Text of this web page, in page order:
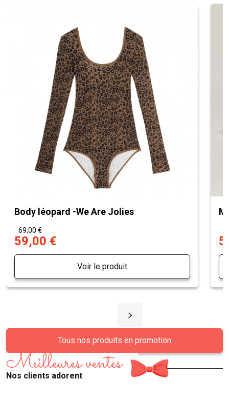
Body léopard -We Are Jolies
69,00 €
59,00 €
Voir le produit
Tous nos produits en promotion
Meilleures ventes
Nos clients adorent